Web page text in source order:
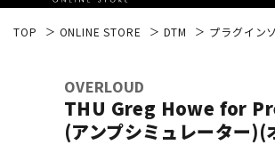
TOP ONLINE STORE DTM プラグイン
OVERLOUD
THU Greg Howe for
(アンプシミュレーター)(